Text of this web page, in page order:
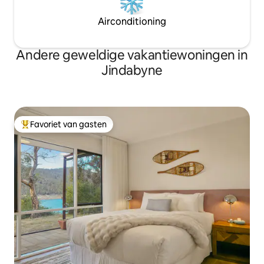
Airconditioning
Andere geweldige vakantiewoningen in
Jindabyne
Topfavoriet van gasten
Favoriet van gasten